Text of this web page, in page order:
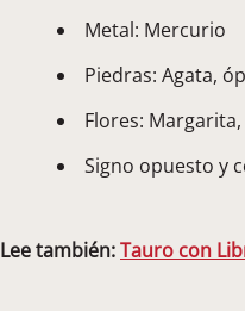
Metal: Mercurio
Piedras: Agata,
Flores:
Signo opuesto y
Lee también:Tauro con